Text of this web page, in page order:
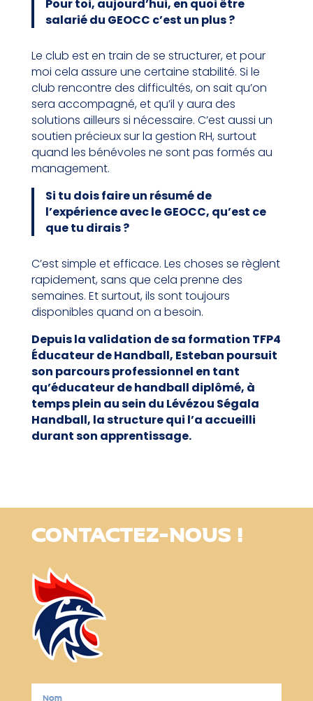
Pour toi, aujourd’hui, en quoi être
salarié du GEOCC c’est un plus ?
Le club est en train de se structurer, et pour
moi cela assure une certaine stabilité. Si le
club rencontre des difficultés, on sait qu’on
sera accompagné, et qu’il y aura des
solutions ailleurs si nécessaire. C’est aussi un
soutien précieux sur la gestion RH, surtout
quand les bénévoles ne sont pas formés au
management.
Si tu dois faire un résumé de
l’expérience avec le GEOCC, qu’est ce
que tu dirais ?
C’est simple et efficace. Les choses se règlent
rapidement, sans que cela prenne des
semaines. Et surtout, ils sont toujours
disponibles quand on a besoin.
Depuis la validation de sa formation TFP4
Éducateur de Handball, Esteban poursuit
son parcours professionnel en tant
qu’éducateur de handball diplômé, à
temps plein au sein du Lévézou Ségala
Handball, la structure qui l’a accueilli
durant son apprentissage.
CONTACTEZ-NOUS !